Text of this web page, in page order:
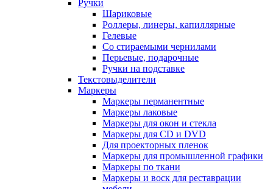
Ручки
Шариковые
Роллеры, линеры, капиллярные
Гелевые
Со стираемыми чернилами
Перьевые, подарочные
Ручки на подставке
Текстовыделители
Маркеры
Маркеры перманентные
Маркеры лаковые
Маркеры для окон и стекла
Маркеры для CD и DVD
Для проекторных пленок
Маркеры для промышленной графики
Маркеры по ткани
Маркеры и воск для реставрации